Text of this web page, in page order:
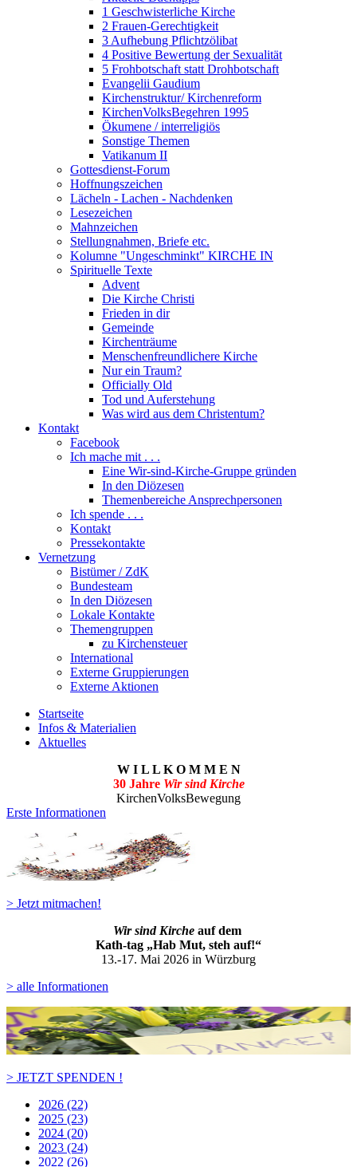
1 Geschwisterliche Kirche
2 Frauen-Gerechtigkeit
3 Aufhebung Pflichtzölibat
4 Positive Bewertung der Sexualität
5 Frohbotschaft statt Drohbotschaft
Evangelii Gaudium
Kirchenstruktur/ Kirchenreform
KirchenVolksBegehren 1995
Ökumene / interreligiös
Sonstige Themen
Vatikanum II
Gottesdienst-Forum
Hoffnungszeichen
Lächeln - Lachen - Nachdenken
Lesezeichen
Mahnzeichen
Stellungnahmen, Briefe etc.
Kolumne "Ungeschminkt" KIRCHE IN
Spirituelle Texte
Advent
Die Kirche Christi
Frieden in dir
Gemeinde
Kirchenträume
Menschenfreundlichere Kirche
Nur ein Traum?
Officially Old
Tod und Auferstehung
Was wird aus dem Christentum?
Kontakt
Facebook
Ich mache mit . . .
Eine Wir-sind-Kirche-Gruppe gründen
In den Diözesen
Themenbereiche Ansprechpersonen
Ich spende . . .
Kontakt
Pressekontakte
Vernetzung
Bistümer / ZdK
Bundesteam
In den Diözesen
Lokale Kontakte
Themengruppen
zu Kirchensteuer
International
Externe Gruppierungen
Externe Aktionen
Startseite
Infos & Materialien
Aktuelles
W I L L K O M M E N
30 Jahre Wir sind Kirche
KirchenVolksBewegung
Erste Informationen
> Jetzt mitmachen!
Wir sind Kirche auf dem
Kath-tag „Hab Mut, steh auf!“
13.-17. Mai 2026 in Würzburg
> alle Informationen
> JETZT SPENDEN !
2026 (22)
2025 (23)
2024 (20)
2023 (24)
2022 (26)